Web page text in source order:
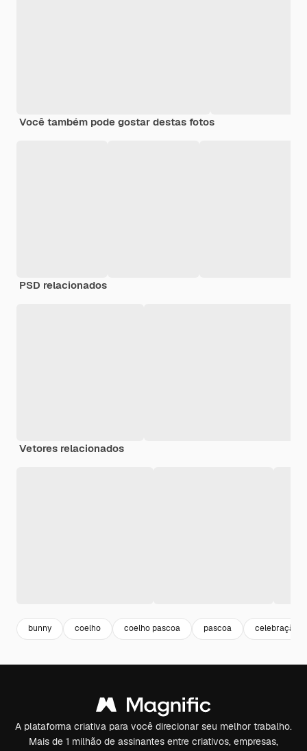
Você também pode gostar destas fotos
PSD relacionados
Vetores relacionados
bunny coelho coelho pascoa pascoa celebração
A plataforma criativa para você direcionar seu melhor trabalho.
Mais de 1 milhão de assinantes entre criativos, empresas,